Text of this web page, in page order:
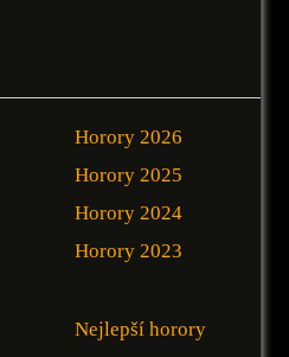
Horory 2026
Horory 2025
Horory 2024
Horory 2023
Nejlepší horory